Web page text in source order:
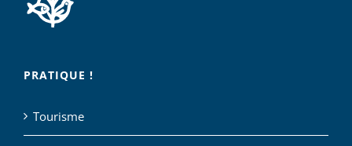
PRATIQUE !
Tourisme